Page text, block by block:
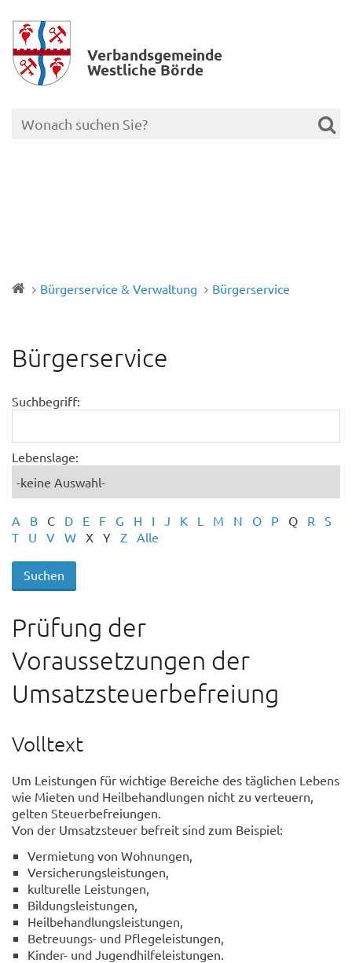
Verbands­gemeinde
Westliche Börde
Bürgerservice & Verwaltung Bürgerservice
Bürgerservice
Suchbegriff:
Lebenslage:
A B C D E F G H I J K L M N O P Q R
S
T
U V W X Y Z Alle
Prüfung der
Voraussetzungen der
Umsatzsteuerbefreiung
Volltext
Um Leistungen für wichtige Bereiche des täglichen Lebens
wie Mieten und Heilbehandlungen nicht zu verteuern,
gelten Steuerbefreiungen.
Von der Umsatzsteuer befreit sind zum Beispiel:
Vermietung von Wohnungen,
Versicherungsleistungen,
kulturelle Leistungen,
Bildungsleistungen,
Heilbehandlungsleistungen,
Betreuungs- und Pflegeleistungen,
Kinder- und Jugendhilfeleistungen.